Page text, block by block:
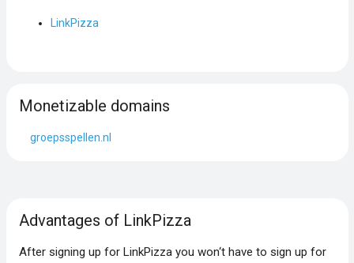
LinkPizza
Monetizable domains
groepsspellen.nl
Advantages of LinkPizza
After signing up for LinkPizza you won‘t have to sign up for